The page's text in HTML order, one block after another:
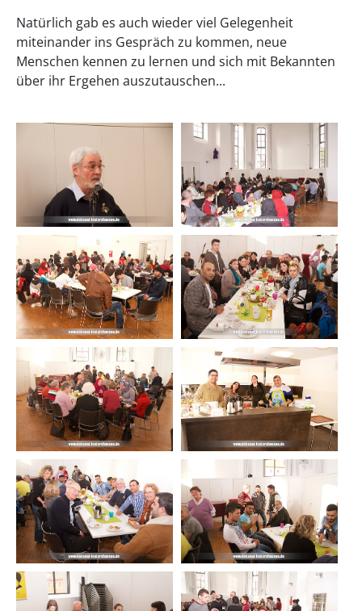
Natürlich gab es auch wieder viel Gelegenheit
miteinander ins Gespräch zu kommen, neue
Menschen kennen zu lernen und sich mit Bekannten
über ihr Ergehen auszutauschen...